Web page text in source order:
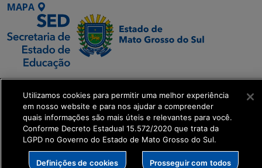
MAPA
SETDIG | Secretaria-
Executiva de
Transformação Digital
get_footer();
Utilizamos cookies para permitir uma melhor experiência
em nosso website e para nos ajudar a compreender
quais informações são mais úteis e relevantes para você.
Conforme Decreto Estadual 15.572/2020 que trata da
LGPD no Governo do Estado de Mato Grosso do Sul.
Definições de cookies Prosseguir com todos